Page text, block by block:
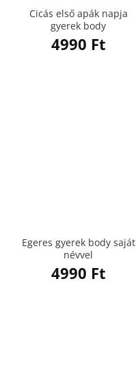
Cicás első apák napja
gyerek body
4990 Ft
Egeres gyerek body saját
névvel
4990 Ft